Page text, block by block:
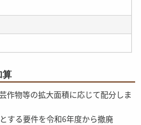
算
作物等の拡大面積に応じて配分しま
する要件を令和6年度から撤廃